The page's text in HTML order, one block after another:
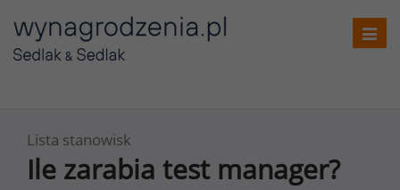
Lista stanowisk
Ile zarabia test manager?